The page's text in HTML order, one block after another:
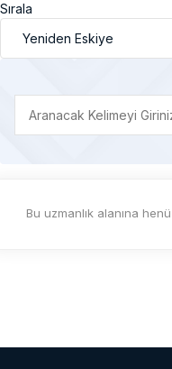
Sırala
Bu uzmanlık alanına